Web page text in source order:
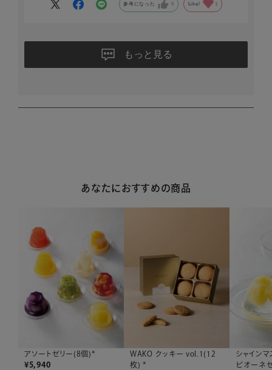
参考になった 0 Like! 1
もっと見る
あなたにおすすめの商品
アソートゼリー(8個)*
¥5,940
WAKO クッキー vol.1(12
枚) *
シャインマ
ピオーネ